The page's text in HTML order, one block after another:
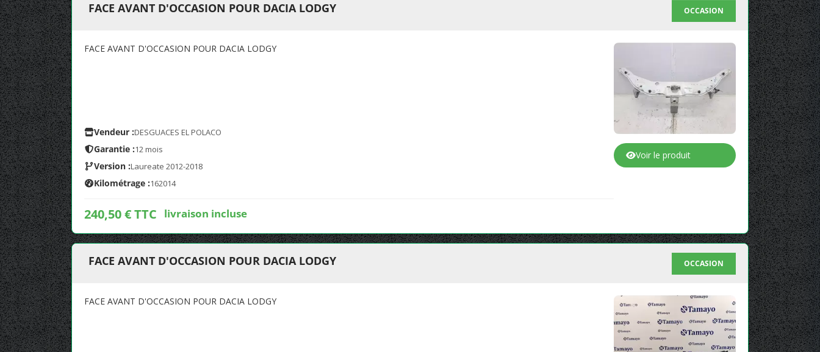
FACE AVANT D'OCCASION POUR DACIA LODGY OCCASION
FACE AVANT D'OCCASION POUR DACIA LODGY
Vendeur :DESGUACES EL POLACO
Garantie :12 mois
Version :Laureate 2012-2018
Kilométrage :162014
240,50 € TTC livraison incluse
Voir le produit
FACE AVANT D'OCCASION POUR DACIA LODGY OCCASION
FACE AVANT D'OCCASION POUR DACIA LODGY